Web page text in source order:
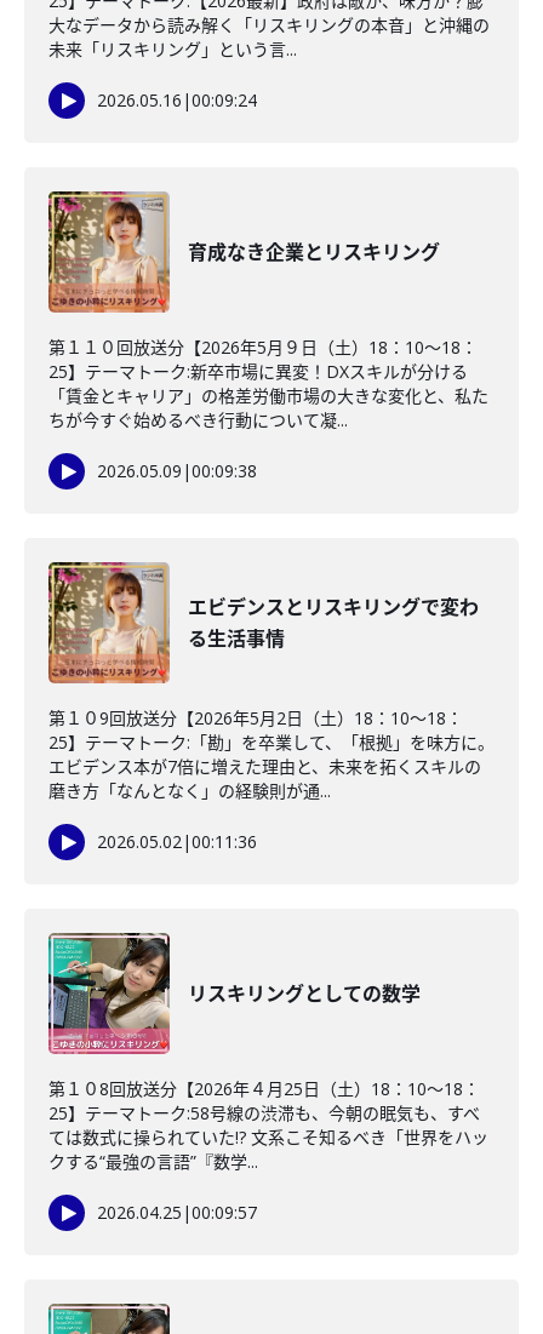
大なデータから読み解く「リスキリングの本音」と沖縄の
未来「リスキリング」という言...
2026.05.16 |00:09:24
育成なき企業とリスキリング
第１１０回放送分【2026年5月９日（土）18：10～18：
25】テーマトーク:新卒市場に異変！DXスキルが分ける
「賃金とキャリア」の格差労働市場の大きな変化と、私た
ちが今すぐ始めるべき行動について凝...
2026.05.09 |00:09:38
エビデンスとリスキリングで変わ
る生活事情
第１０9回放送分【2026年5月2日（土）18：10～18：
25】テーマトーク:「勘」を卒業して、「根拠」を味方に。
エビデンス本が7倍に増えた理由と、未来を拓くスキルの
磨き方「なんとなく」の経験則が通...
2026.05.02|00:11:36
リスキリングとしての数学
第１０8回放送分【2026年４月25日（土）18：10～18：
25】テーマトーク:58号線の渋滞も、今朝の眠気も、すべ
ては数式に操られていた!? 文系こそ知るべき「世界をハッ
クする“最強の言語”『数学...
2026.04.25 |00:09:57